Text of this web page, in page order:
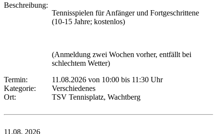
Beschreibung:
Tennisspielen für Anfänger und Fortgeschrittene
(10-15 Jahre; kostenlos)
(Anmeldung zwei Wochen vorher, entfällt bei
schlechtem Wetter)
Termin:
11.08.2026 von 10:00 bis 11:30 Uhr
Kategorie:
Verschiedenes
Ort:
TSV Tennisplatz, Wachtberg
11.08. 2026